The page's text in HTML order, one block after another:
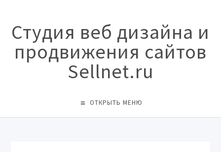
Студия веб дизайна и
продвижения сайтов
Sellnet.ru
ОТКРЫТЬ МЕНЮ